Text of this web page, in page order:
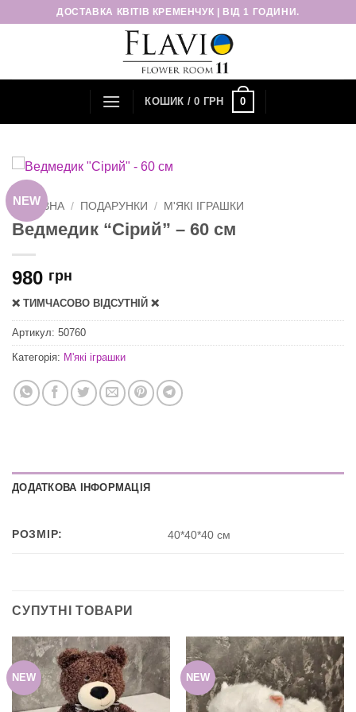
ПропуститиДОСТАВКА КВІТІВ КРЕМЕНЧУК | ВІД 1 ГОДИНИ.
КОШИК /0 ГРН 0
NEW
ГОЛОВНА / ПОДАРУНКИ / М'ЯКІ ІГРАШКИ
Ведмедик “Сірий” – 60 см
980 грн
❌ ТИМЧАСОВО ВІДСУТНІЙ ❌
Артикул: 50760
Категорія: М'які іграшки
ДОДАТКОВА ІНФОРМАЦІЯ
РОЗМІР: 40*40*40 см
СУПУТНІ ТОВАРИ
NEW NEW